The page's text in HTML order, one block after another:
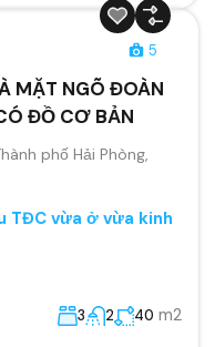
5
MẶT NGÕ ĐOÀN
ĐỒ CƠ BẢN
phố Hải Phòng,
TĐC vừa ở vừa kinh
3 2 40 m2